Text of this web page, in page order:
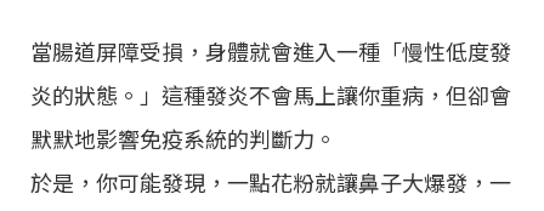
當腸道屏障受損，身體就會進入一種「慢性低度發
炎的狀態。」這種發炎不會馬上讓你重病，但卻會
默默地影響免疫系統的判斷力。
於是，你可能發現，一點花粉就讓鼻子大爆發，一